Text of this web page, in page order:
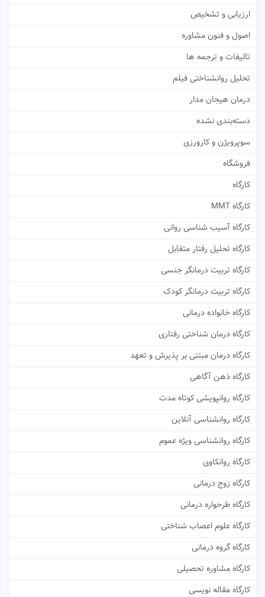
ارزیابی و تشخیص
اصول و فنون مشاوره
تالیفات و ترجمه ها
تحلیل روانشناختی فیلم
درمان هیجان مدار
دسته‌بندی نشده
سوپرویژن و کارورزی
فروشگاه
کارگاه
کارگاه MMT
کارگاه آسیب شناسی روانی
کارگاه تحلیل رفتار متقابل
کارگاه تربیت درمانگر جنسی
کارگاه تربیت درمانگر کودک
کارگاه خانواده درمانی
کارگاه درمان شناختی رفتاری
کارگاه درمان مبتنی بر پذیرش و تعهد
کارگاه ذهن آگاهی
کارگاه روانپویشی کوتاه مدت
کارگاه روانشناسی آنلاین
کارگاه روانشناسی ویژه عموم
کارگاه روانکاوی
کارگاه زوج درمانی
کارگاه طرحواره درمانی
کارگاه علوم اعصاب شناختی
کارگاه گروه درمانی
کارگاه مشاوره تحصیلی
کارگاه مقاله نویسی